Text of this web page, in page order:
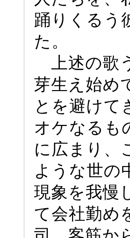
踊りくるう
た。
上述の歌
芽生え始め
とを避けて
オケなるも
に広まり、
ような世の
現象を我慢
て会社勤め